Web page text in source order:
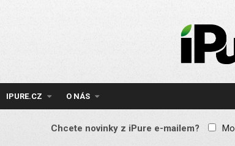
Prémiový
reklamy,
obsah pro
IPURE.CZ O NÁS
Chcete novinky z iPure e-mailem?